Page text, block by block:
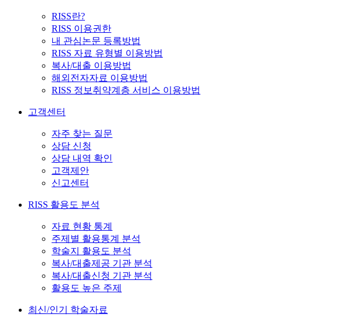
RISS란?
RISS 이용권한
내 관심논문 등록방법
RISS 자료 유형별 이용방법
복사/대출 이용방법
해외전자자료 이용방법
RISS 정보취약계층 서비스 이용방법
고객센터
자주 찾는 질문
상담 신청
상담 내역 확인
고객제안
신고센터
RISS 활용도 분석
자료 현황 통계
주제별 활용통계 분석
학술지 활용도 분석
복사/대출제공 기관 분석
복사/대출신청 기관 분석
활용도 높은 주제
최신/인기 학술자료